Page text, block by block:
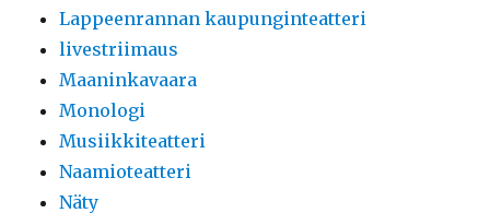
Lappeenrannan kaupunginteatteri
livestriimaus
Maaninkavaara
Monologi
Musiikkiteatteri
Naamioteatteri
Näty